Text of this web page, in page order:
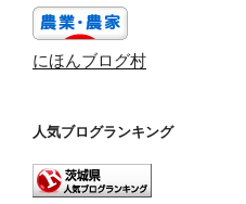
にほんブログ村
人気ブログランキング